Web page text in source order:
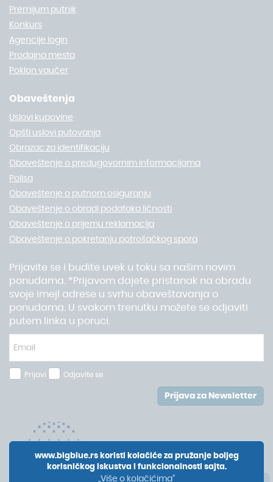
Premijum putnik
Konkurs
Agencije login
Prodajna mesta
Poklon vaučer
Obaveštenja
Uslovi kupovine
Opšti uslovi putovanja
Obrazac za identifikaciju
Obaveštenje o predugovornim informacijama
Polisa
Obaveštenje o putnom osiguranju
Obaveštenje o obradi podataka ličnosti
Obaveštenje o prijemu reklamacija
Obaveštenje o pokretanju potrošačkog spora
Prijavite se i budite uvek u toku sa našim novim
ponudama. *Prijavom dajete pristanak na obradu
svoje imejl adrese u svrhu obaveštavanja o
ponudama. U svakom trenutku možete se odjaviti
putem linka u poruci.
Prijavi Odjavite se
Prijava za Newsletter
www.bigblue.rs koristi kolačiće za pružanje boljeg
korisničkog iskustva i funkcionalnosti sajta.
„Više o kolačićima“